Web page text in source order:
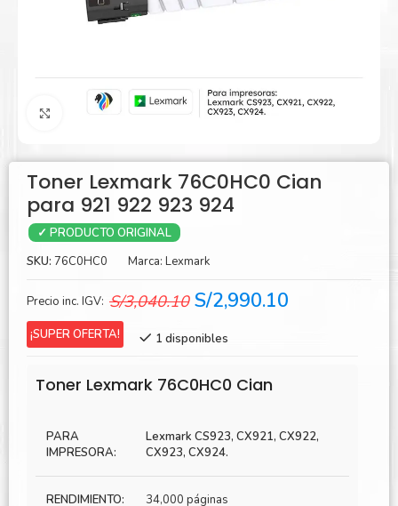
Agrandar
Toner Lexmark 76C0HC0 Cian
para 921 922 923 924
✓ PRODUCTO ORIGINAL
SKU: 76C0HC0 Marca: Lexmark
Precio inc. IGV: S/3,040.10 El
original
S/3,040.10.
S/2,990.10
¡SUPER OFERTA! 1 disponibles
Toner Lexmark 76C0HC0 Cian
PARA
IMPRESORA:
Lexmark CS923, CX921, CX922,
CX923, CX924.
RENDIMIENTO: 34,000 páginas